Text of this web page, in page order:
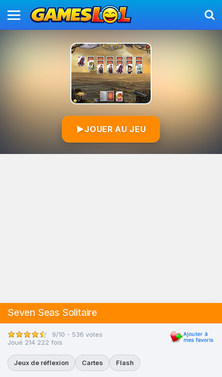
▶JOUER AU JEU
Seven Seas Solitaire
9/10 - 536 votes
Joué 214 222 fois
Jeux de réflexion Cartes Flash